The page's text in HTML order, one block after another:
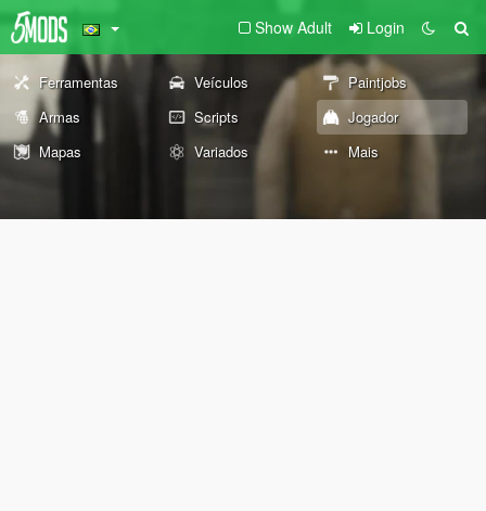
Show Adult Login
Ferramentas Veículos
Paintjobs
Armas
Scripts
Jogador
Mapas
Variados Mais